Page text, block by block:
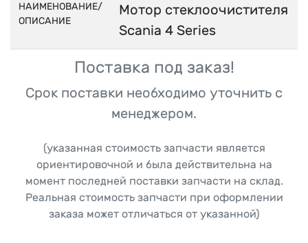
НАИМЕНОВАНИЕ/
ОПИСАНИЕ
Мотор стеклоочистителя
Scania 4 Series
Поставка под заказ!
Срок поставки необходимо уточнить с
менеджером.
(указанная стоимость запчасти является
ориентировочной и была действительна на
момент последней поставки запчасти на склад.
Реальная стоимость запчасти при оформлении
заказа может отличаться от указанной)